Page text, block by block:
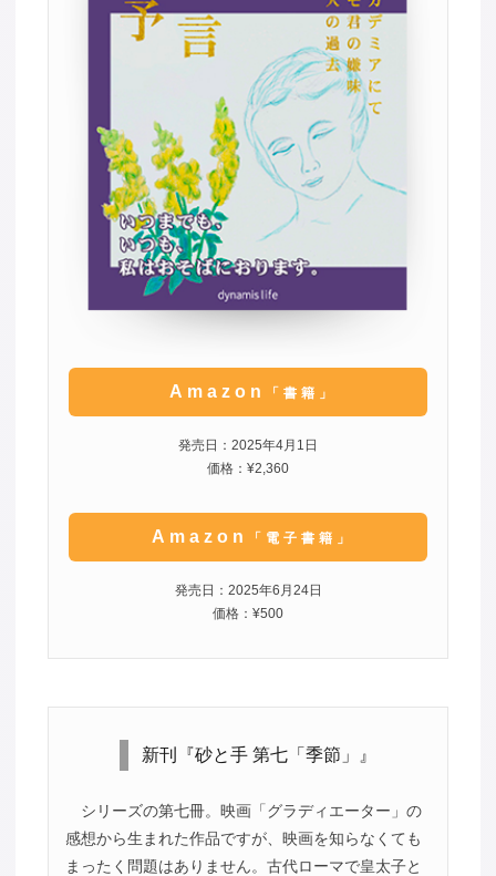
Amazon 「書籍」
発売日：2025年4月1日
価格：¥2,360
Amazon 「電子書籍」
発売日：2025年6月24日
価格：¥500
新刊『砂と手 第七「季節」』
シリーズの第七冊。映画「グラディエーター」の
感想から生まれた作品ですが、映画を知らなくても
まったく問題はありません。古代ローマで皇太子と